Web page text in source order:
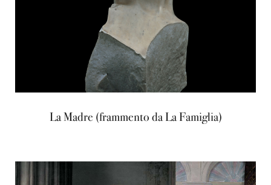
La Madre (frammento da La Famiglia)